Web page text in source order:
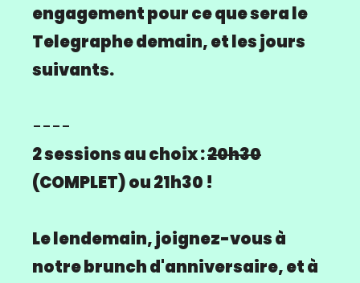
engagement pour ce que sera le
Telegraphe demain, et les jours
suivants.
----
2 sessions au choix :20h30
(COMPLET) ou 21h30 !
Le lendemain, joignez-vous à
notre brunch d'anniversaire, et à